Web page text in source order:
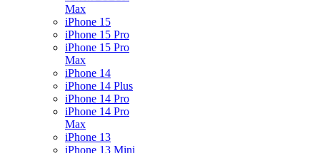
Max
iPhone 15
iPhone 15 Pro
iPhone 15 Pro
Max
iPhone 14
iPhone 14 Plus
iPhone 14 Pro
iPhone 14 Pro
Max
iPhone 13
iPhone 13 Mini